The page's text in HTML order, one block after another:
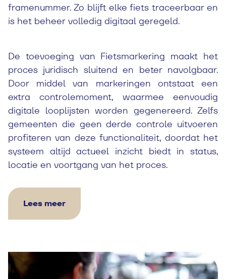
framenummer. Zo blijft elke fiets traceerbaar en
is het beheer volledig digitaal geregeld.
De toevoeging van Fietsmarkering maakt het
proces juridisch sluitend en beter navolgbaar.
Door middel van markeringen ontstaat een
extra controlemoment, waarmee eenvoudig
digitale looplijsten worden gegenereerd. Zelfs
gemeenten die geen derde controle uitvoeren
profiteren van deze functionaliteit, doordat het
systeem altijd actueel inzicht biedt in status,
locatie en voortgang van het proces.
Lees meer